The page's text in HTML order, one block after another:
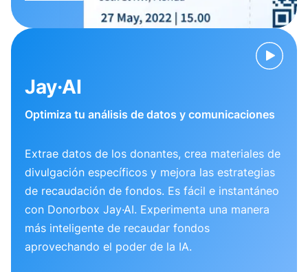
Jay·AI
Optimiza tu análisis de datos y comunicaciones
Extrae datos de los donantes, crea materiales de
divulgación específicos y mejora las estrategias
de recaudación de fondos. Es fácil e instantáneo
con Donorbox Jay·AI. Experimenta una manera
más inteligente de recaudar fondos
aprovechando el poder de la IA.